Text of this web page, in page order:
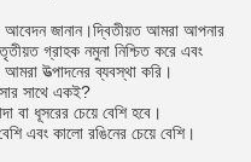
জানান।দ্বিতীয়ত আমরা আপনার
গ্রাহক নমুনা নিশ্চিত করে এবং
উত্পাদনের ব্যবস্থা করি।
সাথে একই?
ধূসরের চেয়ে বেশি হবে।
এবং কালো রঙিনের চেয়ে বেশি।